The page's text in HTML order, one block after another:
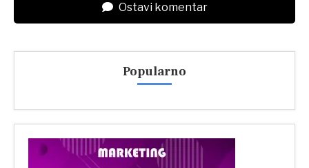
Ostavi komentar
Popularno